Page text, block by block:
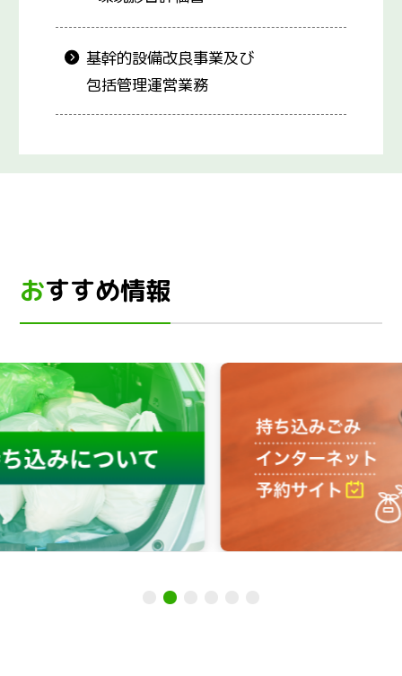
基幹的設備改良事業及び
包括管理運営業務
おすすめ情報